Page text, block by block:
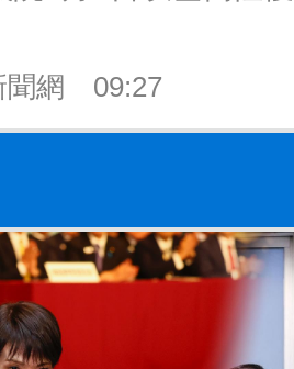
網 09:27